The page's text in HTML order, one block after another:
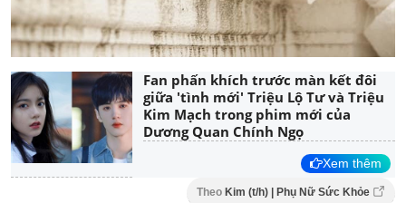
Fan phấn khích trước màn kết đôi
giữa 'tình mới' Triệu Lộ Tư và Triệu
Kim Mạch trong phim mới của
Dương Quan Chính Ngọ
Xem thêm
Theo Kim (t/h) | Phụ Nữ Sức Khỏe